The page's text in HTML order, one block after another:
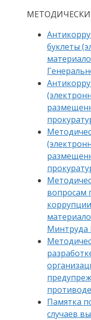
буклеты
вопросам
Минтруда
Памятка
случаев